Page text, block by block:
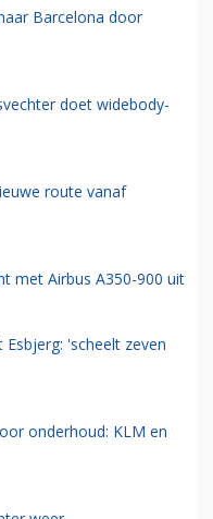
Barcelona door
doet widebody-
route vanaf
met Airbus A350-900 uit
'scheelt zeven
onderhoud: KLM en